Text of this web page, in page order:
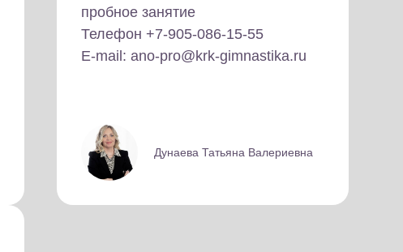
пробное занятие
Телефон +7-905-086-15-55
E-mail: ano-pro@krk-gimnastika.ru
Дунаева Татьяна Валериевна